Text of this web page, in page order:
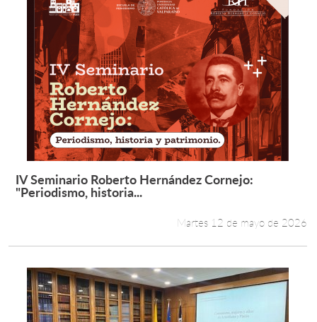
Leer más +
IV Seminario Roberto Hernández Cornejo:
"Periodismo, historia...
Martes 12 de mayo de 2026